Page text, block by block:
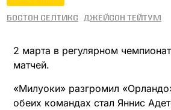
Бостон Селтикс Джейсон Тейтум
2 марта в регулярном
матчей.
«Милуоки» разгромил
обеих командах стал Яннис